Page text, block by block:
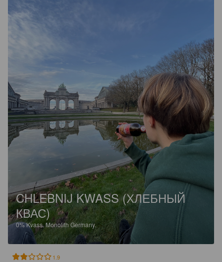
CHLEBNIJ KWASS (ХЛЕБНЫЙ
КВАС)
0%Kvass.Monolith Germany.
1.9